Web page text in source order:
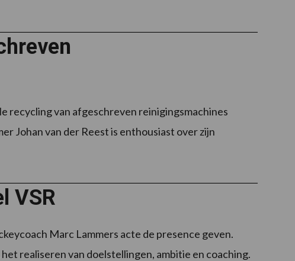
recycling van afgeschreven reinigingsmachines
Johan van der Reest is enthousiast over zijn
VSR
Marc Lammers acte de presence geven.
realiseren van doelstellingen, ambitie en coaching.